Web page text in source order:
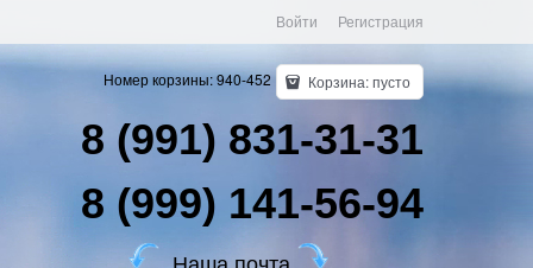
Войти Регистрация
Номер корзины: 940-452 Корзина:пусто
8 (991) 831-31-31
8 (999) 141-56-94